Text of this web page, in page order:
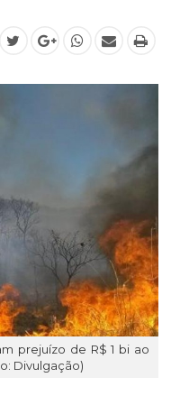
prejuízo de R$ 1 bi ao
Divulgação)